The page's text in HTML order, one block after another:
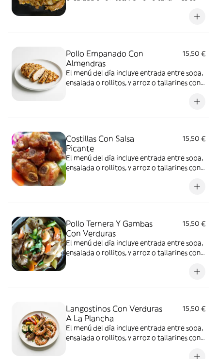
Pollo Empanado Con
Almendras
15,50 €
El menú del día incluye entrada entre sopa,
ensalada o rollitos, y arroz o tallarines con
Costillas Con Salsa
Picante
15,50 €
El menú del día incluye entrada entre sopa,
ensalada o rollitos, y arroz o tallarines con
Pollo Ternera Y Gambas
Con Verduras
15,50 €
El menú del día incluye entrada entre sopa,
ensalada o rollitos, y arroz o tallarines con
Langostinos Con Verduras
A La Plancha
15,50 €
El menú del día incluye entrada entre sopa,
ensalada o rollitos, y arroz o tallarines con